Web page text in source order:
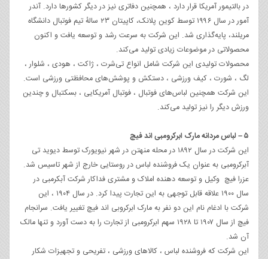
در بالتیمور آمریکا قرار دارد ، همچنین دفاتری نیز در دیگر کشورها دارد. آندر
آمور در سال ۱۹۹۶ توسط کوین پلانک، کاپیتان ۲۳ سالهٔ تیم فوتبال دانشگاه
مریلند، پایه‌گذاری شد. این شرکت به سرعت رشد و توسعه یافت و اکنون
محصولاتی در موضوعات زیادی تولید می‌کند.
محصولات تولیدی این شرکت شامل انواع تی‌شرت ، ژاکت ، هودی ، شلوار ،
لگ ، شورت ، کیف ورزشی ، دستکش و پوشش‌های محافظتی ورزشی است.
این شرکت همچنین لباس‌های فوتبال ، فوتبال آمریکایی ، بسکتبال و چندین
ورزش دیگر را نیز تولید می‌کند.
۵ – لباس مردانه مارک ابرکرومبی اند فیچ
این شرکت در سال ۱۸۹۲ در محله منهتن در شهر نیویورک توسط دیوید تی
آبرکرومبی به عنوان یک فروشنده لباس در روستایی خارج از شهر تاسیس شد.
عزرا فیچ وکیل و توسعه دهنده املاک و مشتری فداکار شرکت آبکرمبی در
سال ۱۹۰۰ علاقه قابل توجهی به این تجارت پیدا کرد. در سال ۱۹۰۴ ، این
شرکت با ادغام نام این دو نفر به مارک ابرکروبی اند فیچ تغییر یافت. سرانجام
فیچ از سال ۱۹۰۷ تا ۱۹۲۸ سهم ابرکرومبی از تجارت را به دست آورد و تنها مالک
آن شد.
این شرکت که فروشنده لباس ، کالاهای ورزشی ، تفریحی و تجهیزات شکار